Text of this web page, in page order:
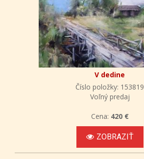
V dedine
Číslo položky: 153819
Voľný predaj
Cena: 420 €
ZOBRAZIŤ